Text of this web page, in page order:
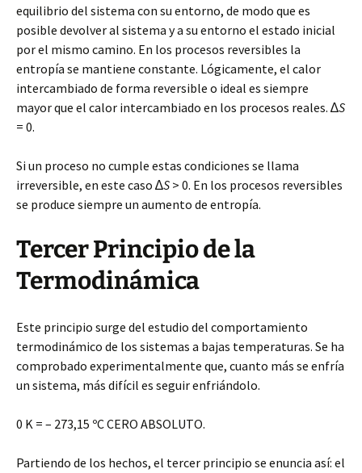
equilibrio del sistema con su entorno, de modo que es
posible devolver al sistema y a su entorno el estado inicial
por el mismo camino. En los procesos reversibles la
entropía se mantiene constante. Lógicamente, el calor
intercambiado de forma reversible o ideal es siempre
mayor que el calor intercambiado en los procesos reales. ∆S
= 0.
Si un proceso no cumple estas condiciones se llama
irreversible, en este caso ∆S > 0. En los procesos reversibles
se produce siempre un aumento de entropía.
Tercer Principio de la
Termodinámica
Este principio surge del estudio del comportamiento
termodinámico de los sistemas a bajas temperaturas. Se ha
comprobado experimentalmente que, cuanto más se enfría
un sistema, más difícil es seguir enfriándolo.
0 K = – 273,15 ºC CERO ABSOLUTO.
Partiendo de los hechos, el tercer principio se enuncia así: el